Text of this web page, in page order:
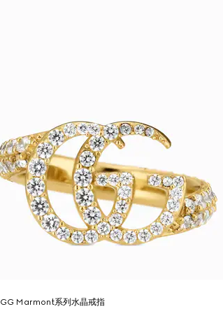
GG Marmont系列水晶戒指